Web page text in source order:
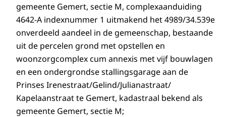
gemeente Gemert, sectie M, complexaanduiding
4642-A indexnummer 1 uitmakend het 4989/34.539e
onverdeeld aandeel in de gemeenschap, bestaande
uit de percelen grond met opstellen en
woonzorgcomplex cum annexis met vijf bouwlagen
en een ondergrondse stallingsgarage aan de
Prinses Irenestraat/Gelind/Julianastraat/
Kapelaanstraat te Gemert, kadastraal bekend als
gemeente Gemert, sectie M;